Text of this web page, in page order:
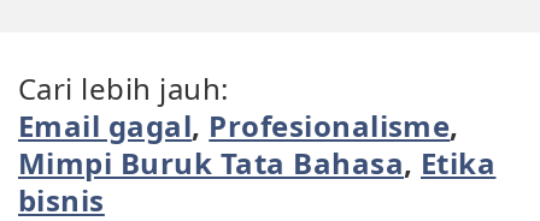
Cari lebih jauh:
Email gagal, Profesionalisme,
Mimpi Buruk Tata Bahasa, Etika
bisnis